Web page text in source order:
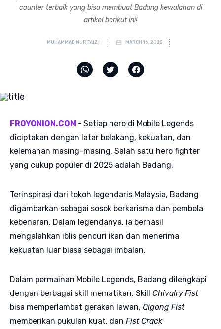
counter terbaik yang bisa membuat Badang kewalahan di
artikel berikut ini!
MUHAMMAD NUR FAIZI MARCH 16, 2025
FROYONION.COM - Setiap hero di Mobile Legends
diciptakan dengan latar belakang, kekuatan, dan
kelemahan masing-masing. Salah satu hero fighter
yang cukup populer di 2025 adalah Badang.
Terinspirasi dari tokoh legendaris Malaysia, Badang
digambarkan sebagai sosok berkarisma dan pembela
kebenaran. Dalam legendanya, ia berhasil
mengalahkan iblis pencuri ikan dan menerima
kekuatan luar biasa sebagai imbalan.
Dalam permainan Mobile Legends, Badang dilengkapi
dengan berbagai skill mematikan. Skill Chivalry Fist
bisa memperlambat gerakan lawan, Qigong Fist
memberikan pukulan kuat, dan Fist Crack